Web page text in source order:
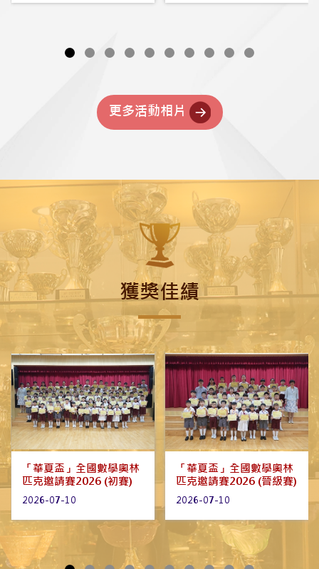
更多活動相片
獲獎佳績
「華夏盃」全國數學奧林
匹克邀請賽2026 (晉級賽)
2026-07-10
2026港澳數學奧林匹克公
開賽《港澳盃HKMO
OPEN》